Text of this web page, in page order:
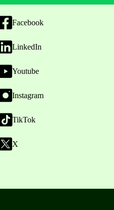
Facebook
LinkedIn
Youtube
Instagram
TikTok
X